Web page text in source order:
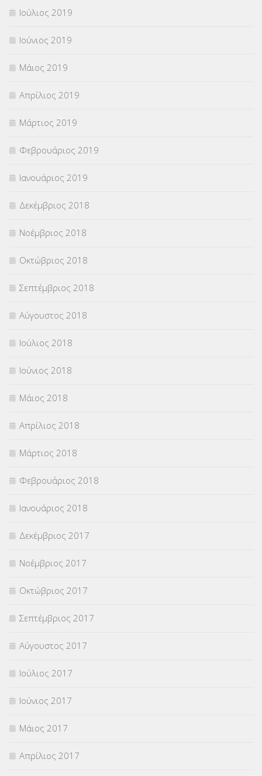
Ιούλιος 2019
Ιούνιος 2019
Μάιος 2019
Απρίλιος 2019
Μάρτιος 2019
Φεβρουάριος 2019
Ιανουάριος 2019
Δεκέμβριος 2018
Νοέμβριος 2018
Οκτώβριος 2018
Σεπτέμβριος 2018
Αύγουστος 2018
Ιούλιος 2018
Ιούνιος 2018
Μάιος 2018
Απρίλιος 2018
Μάρτιος 2018
Φεβρουάριος 2018
Ιανουάριος 2018
Δεκέμβριος 2017
Νοέμβριος 2017
Οκτώβριος 2017
Σεπτέμβριος 2017
Αύγουστος 2017
Ιούλιος 2017
Ιούνιος 2017
Μάιος 2017
Απρίλιος 2017